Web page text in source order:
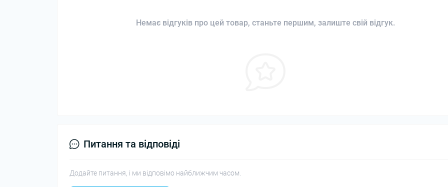
Немає відгуків про цей товар, станьте першим, залиште свій відгук.
Питання та відповіді
Додайте питання, і ми відповімо найближчим часом.